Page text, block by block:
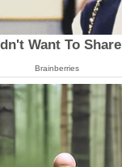
Want To
Brainberries